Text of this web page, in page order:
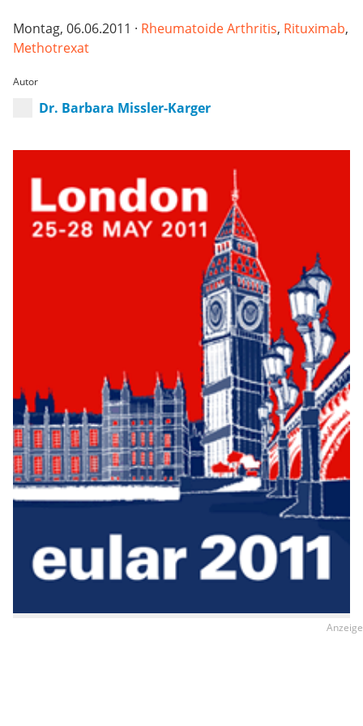
Montag, 06.06.2011 · Rheumatoide Arthritis, Rituximab,
Methotrexat
Autor
Dr. Barbara Missler-Karger